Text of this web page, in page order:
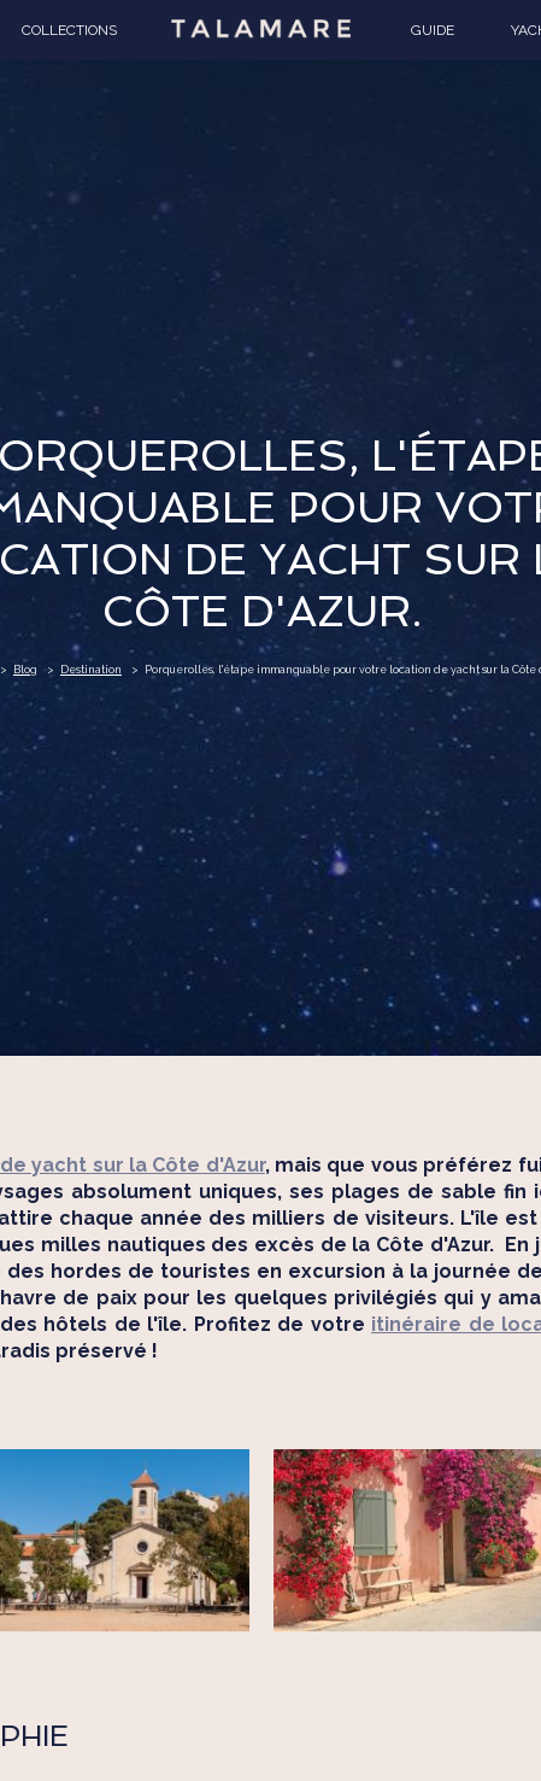
COLLECTIONS GUIDE
POUR
DE YACHT SUR
CÔTE D'AZUR.
Blog Destination Porquerolles, l'étape immanquable pour votre location de yacht sur la Côte
yacht sur la Côte d'Azur, mais que vous préférez
absolument uniques, ses plages de sable
chaque année des milliers de visiteurs. L'île
milles nautiques des excès de la Côte d'Azur.
des hordes de touristes en excursion à la journée
de paix pour les quelques privilégiés qui y
hôtels de l'île. Profitez de votre itinéraire de
préservé !